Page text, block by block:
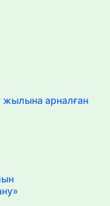
арналған